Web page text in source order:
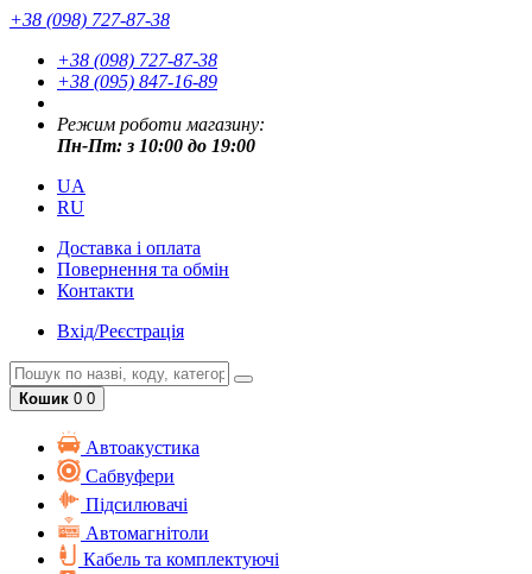
+38 (098) 727-87-38
+38 (098) 727-87-38
+38 (095) 847-16-89
Режим роботи магазину:
Пн-Пт: з 10:00 до 19:00
UA
RU
Доставка і оплата
Повернення та обмін
Контакти
Вхід/Реєстрація
Кошик 0 0
Автоакустика
Cабвуфери
Підсилювачі
Автомагнітоли
Кабель та комплектуючі